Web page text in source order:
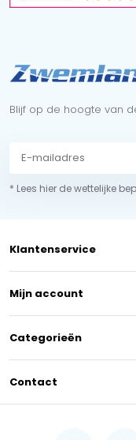
Blijf op de hoogte van
* Lees hier de wettelijke
Klantenservice
Mijn account
Categorieën
Contact